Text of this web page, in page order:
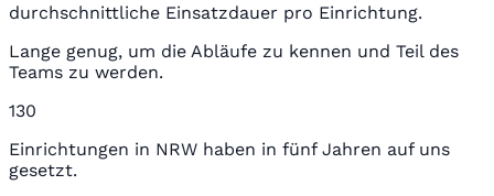
durchschnittliche Einsatzdauer pro Einrichtung.
Lange genug, um die Abläufe zu kennen und Teil des
Teams zu werden.
130
Einrichtungen in NRW haben in fünf Jahren auf uns
gesetzt.